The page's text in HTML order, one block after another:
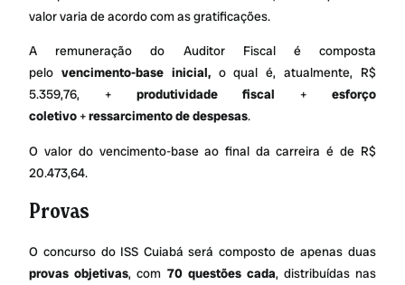
valor varia de acordo com as gratificações.
A remuneração do Auditor Fiscal é composta
pelovencimento-base inicial, o qual é, atualmente, R$
5.359,76, + produtividade fiscal + esforço
coletivo+ressarcimento de despesas.
O valor do vencimento-base ao final da carreira é de R$
20.473,64.
Provas
O concurso do ISS Cuiabá será composto de apenas duas
provas objetivas, com 70 questões cada, distribuídas nas